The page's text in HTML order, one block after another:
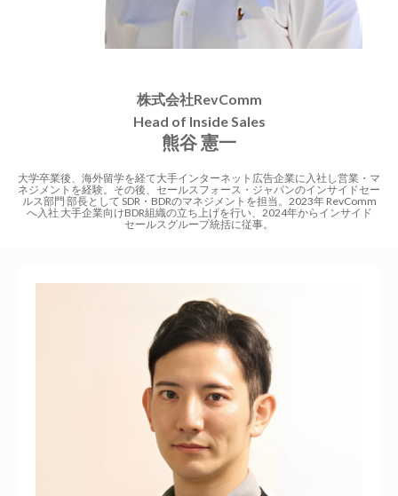
株式会社RevComm
Head of Inside Sales
熊谷 憲一
大学卒業後、海外留学を経て大手インターネット広告企業に入社し営業・マ
ネジメントを経験。その後、セールスフォース・ジャパンのインサイドセー
ルス部門 部長として SDR・BDRのマネジメントを担当。2023年 RevComm
へ入社 大手企業向けBDR組織の立ち上げを行い、2024年からインサイド
セールスグループ統括に従事。